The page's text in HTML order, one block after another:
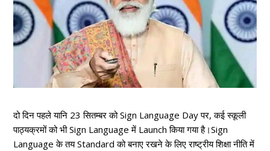
दो दिन पहले यानि 23 सितम्बर को Sign Language Day पर, कई स्कूली
पाठ्यक्रमों को भी Sign Language में Launch किया गया है।Sign
Language के तय Standard को बनाए रखने के लिए राष्ट्रीय शिक्षा नीति में